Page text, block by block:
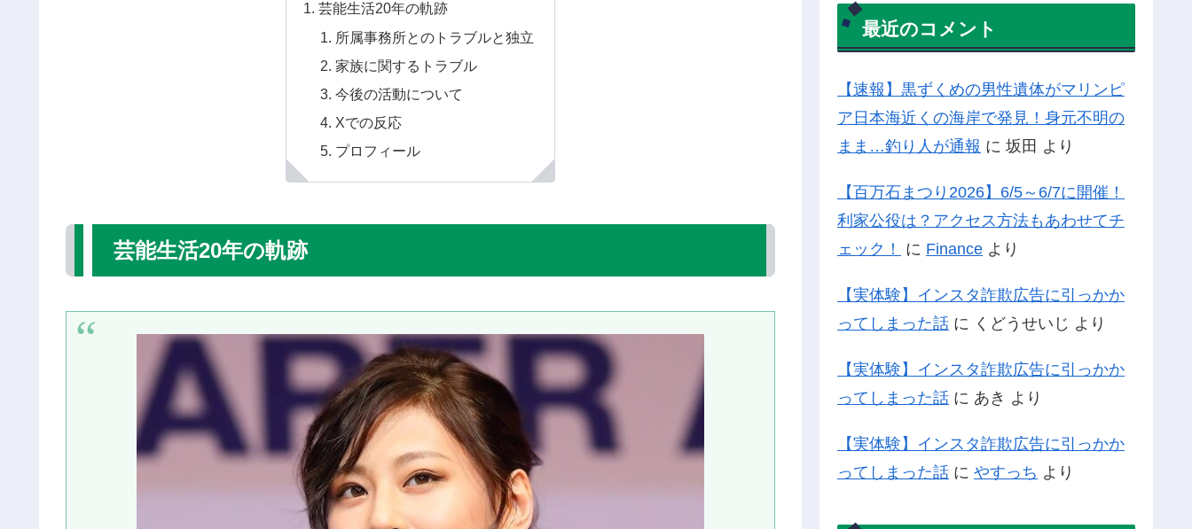
芸能生活20年の軌跡
所属事務所とのトラブルと独立
家族に関するトラブル
今後の活動について
Xでの反応
プロフィール
芸能生活20年の軌跡
最近のコメント
【速報】黒ずくめの男性遺体がマリンピ
ア日本海近くの海岸で発見！身元不明の
まま…釣り人が通報 に 坂田 より
【百万石まつり2026】6/5～6/7に開催！
利家公役は？アクセス方法もあわせてチ
ェック！
に Finance より
【実体験】インスタ詐欺広告に引っかか
ってしまった話 に くどうせいじ より
【実体験】インスタ詐欺広告に引っかか
ってしまった話 に あき より
【実体験】インスタ詐欺広告に引っかか
ってしまった話 に やすっち より